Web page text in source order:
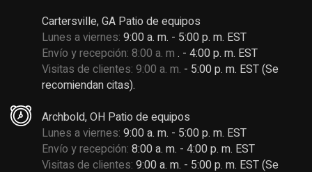
Cartersville, GA Patio de equipos
Lunes a viernes: 9:00 a. m. - 5:00 p. m. EST
Envío y recepción: 8:00 a. m . - 4:00 p. m. EST
Visitas de clientes: 9:00 a. m. - 5:00 p. m. EST (Se
recomiendan citas).
Archbold, OH Patio de equipos
Lunes a viernes: 9:00 a. m. - 5:00 p. m. EST
Envío y recepción: 8:00 a. m. - 4:00 p. m. EST
Visitas de clientes: 9:00 a. m. - 5:00 p. m. EST (Se